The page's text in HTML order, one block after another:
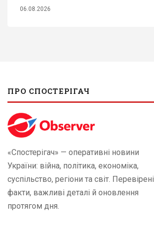
06.08.2026
ПРО СПОСТЕРІГАЧ
«Спостерігач» — оперативні новини
України: війна, політика, економіка,
суспільство, регіони та світ. Перевірені
факти, важливі деталі й оновлення
протягом дня.